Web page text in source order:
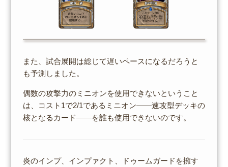
また、試合展開は総じて遅いペースになるだろうと
も予測しました。
偶数の攻撃力のミニオンを使用できないということ
は、コスト1で2/1であるミニオン――速攻型デッキの
核となるカード――を誰も使用できないのです。
炎のインプ、インプァクト、ドゥームガードを擁す